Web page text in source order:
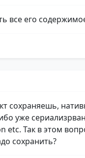
все его
сохраняешь,
уже
etc. Так в этом
сохранить?